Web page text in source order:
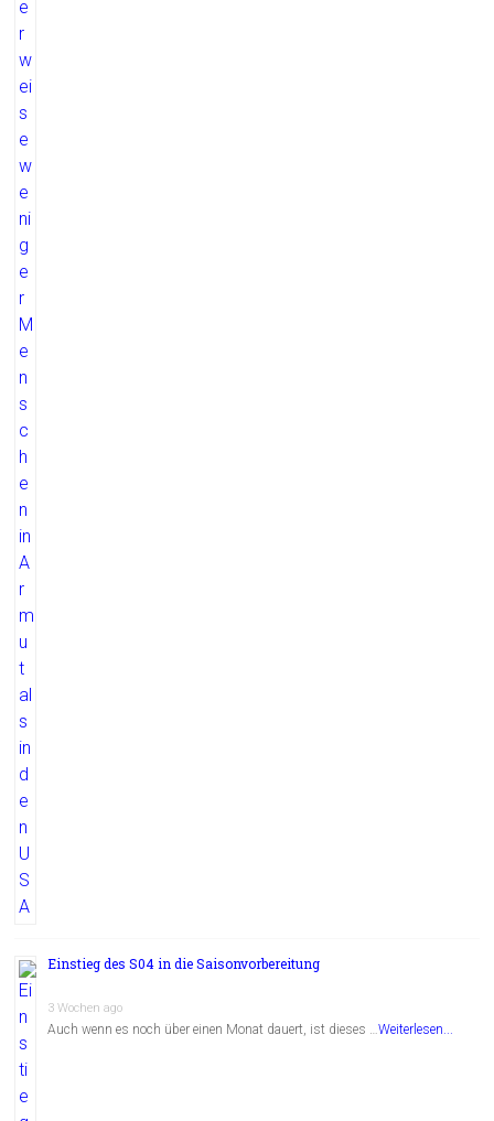
Einstieg des S04 in die Saisonvorbereitung
3 Wochen ago
Auch wenn es noch über einen Monat dauert, ist dieses …Weiterlesen...